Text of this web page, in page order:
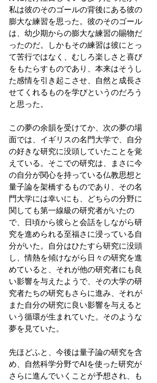
私は彼のそのゴールの背後にある彼の
膨大な練習を思った。彼のそのゴール
は、幼少期からの膨大な練習の賜物だ
ったのだ。しかもその練習は彼にとっ
て苦行ではなく、むしろ楽しさと喜び
をもたらすものであり、本来はそうし
た感情を引き起こさせ、自然と成長さ
せてくれるものを学びというのだろう
と思った。
この夢の余韻を受けてか、次の夢の場
面では、イギリスの名門大学で、自分
の好きな研究に没頭していたことを覚
えている。そこでの研究は、まさに今
の自分が関心を持っている仏教思想と
量子論を架橋するものであり、その名
門大学には幸いにも、どちらの分野に
関しても第一線級の研究者がいたの
で、日頃から彼らと会話をしながら研
究を進められる至福さに浸っている自
分がいた。自分はひたすら研究に没頭
し、情熱を傾けながら日々の研究を進
めていると、それが他の研究者にも良
い影響を与えたようで、その大学の研
究者たちの研究もさらに進み、それが
また自分の研究に良い影響を与えると
いう循環が生まれていた。そのような
夢を見ていた。
先ほどふと、今後は量子論の研究を含
め、自然科学分野でAIを使った研究が
さらに進んでいくことが予想され、も